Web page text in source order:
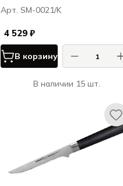
MO-V" универсальный 125
G-10
Арт. SM-0021/K
4 529 ₽
В корзину
В наличии 15 шт.